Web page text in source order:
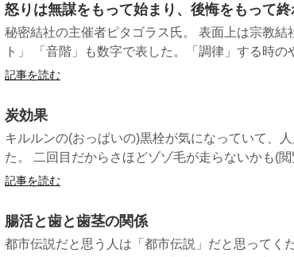
怒りは無謀をもって始まり、後悔をもって終
秘密結社の主催者ピタゴラス氏。 表面上は宗教結
ト」 「音階」も数字で表した。「調律」する時の
記事を読む
炭効果
キルルンの(おっぱいの)黒栓が気になっていて、
た。 二回目だからさほどゾゾ毛が走らないかも(閲
記事を読む
腸活と歯と歯茎の関係
都市伝説だと思う人は「都市伝説」だと思ってく